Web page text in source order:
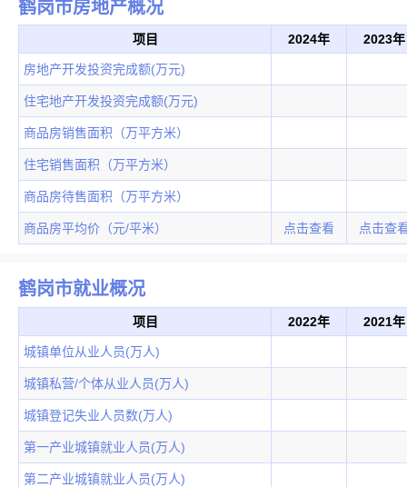
鹤岗市房地产概况
项目 2024年 2023年
房地产开发投资完成额(万元)
住宅地产开发投资完成额(万元)
商品房销售面积（万平方米）
住宅销售面积（万平方米）
商品房待售面积（万平方米）
商品房平均价（元/平米） 点击查看 点击查
鹤岗市就业概况
项目 2022年 2021年
城镇单位从业人员(万人)
城镇私营/个体从业人员(万人)
城镇登记失业人员数(万人)
第一产业城镇就业人员(万人)
第二产业城镇就业人员(万人)